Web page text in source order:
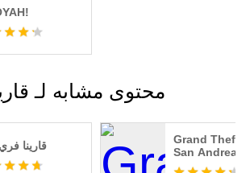
محتوى مشابه لـ
قارينا
Grand Theft
San Andreas